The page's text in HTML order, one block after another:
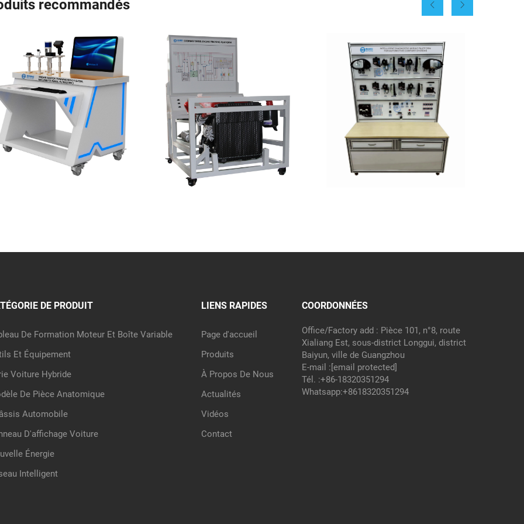
recommandés
DE PRODUIT
De Formation Moteur Et Boîte Variable
Et Équipement
Voiture Hybride
De Pièce Anatomique
Automobile
D'affichage Voiture
Énergie
Intelligent
LIENS RAPIDES
Page d'accueil
Produits
À Propos De Nous
Actualités
Vidéos
Contact
COORDONNÉES
Office/Factory add : Pièce 101, n°8, route
Xialiang Est, sous-district Longgui, district
Baiyun, ville de Guangzhou
E-mail :[email protected]
Tél. :+86-18320351294
Whatsapp:+8618320351294